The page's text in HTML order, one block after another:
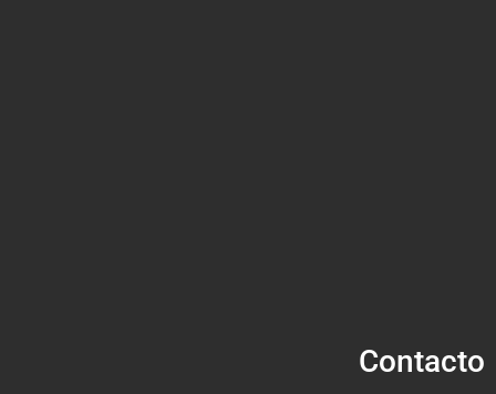
Contacto